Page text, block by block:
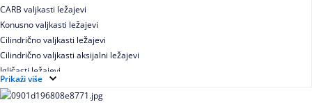
CARB valjkasti ležajevi
Konusno valjkasti ležajevi
Cilindrično valjkasti ležajevi
Cilindrično valjkasti aksijalni ležajevi
Igličasti ležajevi
Igličasti aksijalni ležajevi
Buričasti ležajevi
Prikaži više